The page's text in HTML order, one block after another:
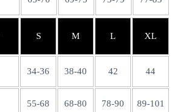
S M L XL
34-36 38-40 42 44
55-68 68-80 78-90 89-101